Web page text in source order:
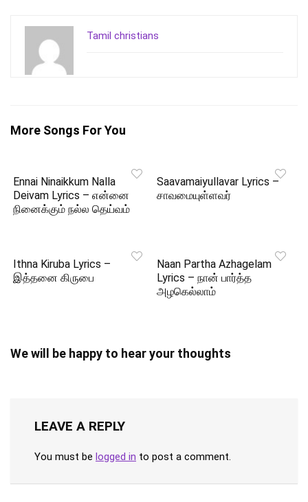
Tamil christians
More Songs For You
Ennai Ninaikkum Nalla
Deivam Lyrics – என்னை
நினைக்கும் நல்ல தெய்வம்
Saavamaiyullavar Lyrics –
சாவமையுள்ளவர்
Ithna Kiruba Lyrics –
இத்தனை கிருபை
Naan Partha Azhagelam
Lyrics – நான் பார்த்த
அழகெல்லாம்
We will be happy to hear your thoughts
LEAVE A REPLY
You must be logged in to post a comment.